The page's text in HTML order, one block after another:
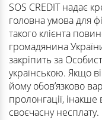
SOS CREDIT надає
головна умова для
такого клієнта
громадянина
закріпить за
українською. Якщо
йому обов’язково
пролонгації, інакше
своєчасну несплату.